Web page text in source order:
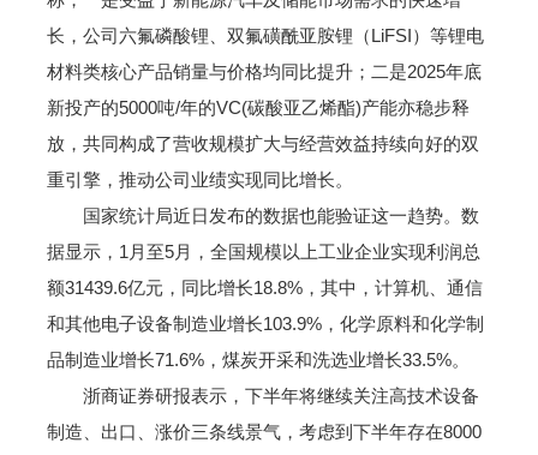
长，公司六氟磷酸锂、双氟磺酰亚胺锂（LiFSI）等锂电
材料类核心产品销量与价格均同比提升；二是2025年底
新投产的5000吨/年的VC(碳酸亚乙烯酯)产能亦稳步释
放，共同构成了营收规模扩大与经营效益持续向好的双
重引擎，推动公司业绩实现同比增长。
国家统计局近日发布的数据也能验证这一趋势。数
据显示，1月至5月，全国规模以上工业企业实现利润总
额31439.6亿元，同比增长18.8%，其中，计算机、通信
和其他电子设备制造业增长103.9%，化学原料和化学制
品制造业增长71.6%，煤炭开采和洗选业增长33.5%。
浙商证券研报表示，下半年将继续关注高技术设备
制造、出口、涨价三条线景气，考虑到下半年存在8000